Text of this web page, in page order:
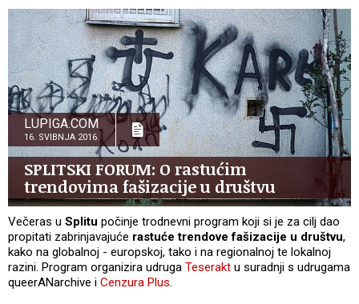
LUPIGA.COM
16. SVIBNJA 2016.
SPLITSKI FORUM: O rastućim
trendovima fašizacije u društvu
Večeras u Splitu počinje trodnevni program koji si je za cilj dao
propitati zabrinjavajuće rastuće trendove fašizacije u društvu,
kako na globalnoj - europskoj, tako i na regionalnoj te lokalnoj
razini. Program organizira udruga Teserakt u suradnji s udrugama
queerANarchive i Cenzura Plus.